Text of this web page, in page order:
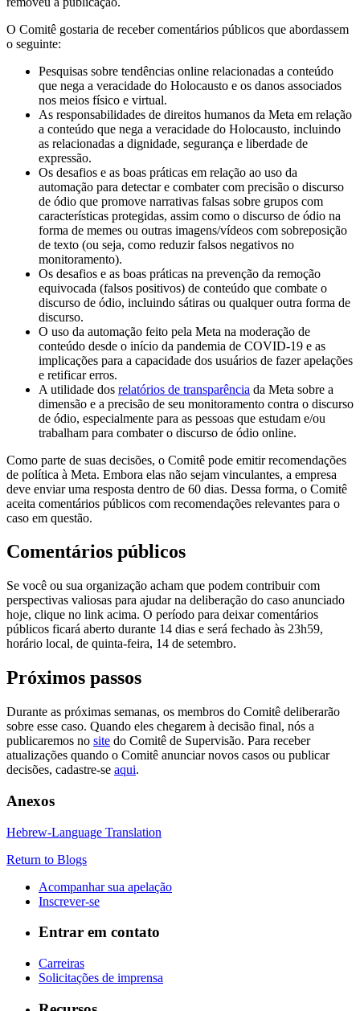
O Comitê gostaria de receber comentários públicos que abordassem
o seguinte:
Pesquisas sobre tendências online relacionadas a conteúdo
que nega a veracidade do Holocausto e os danos associados
nos meios físico e virtual.
As responsabilidades de direitos humanos da Meta em relação
a conteúdo que nega a veracidade do Holocausto, incluindo
as relacionadas a dignidade, segurança e liberdade de
expressão.
Os desafios e as boas práticas em relação ao uso da
automação para detectar e combater com precisão o discurso
de ódio que promove narrativas falsas sobre grupos com
características protegidas, assim como o discurso de ódio na
forma de memes ou outras imagens/vídeos com sobreposição
de texto (ou seja, como reduzir falsos negativos no
monitoramento).
Os desafios e as boas práticas na prevenção da remoção
equivocada (falsos positivos) de conteúdo que combate o
discurso de ódio, incluindo sátiras ou qualquer outra forma de
discurso.
O uso da automação feito pela Meta na moderação de
conteúdo desde o início da pandemia de COVID-19 e as
implicações para a capacidade dos usuários de fazer apelações
e retificar erros.
A utilidade dos relatórios de transparência da Meta sobre a
dimensão e a precisão de seu monitoramento contra o discurso
de ódio, especialmente para as pessoas que estudam e/ou
trabalham para combater o discurso de ódio online.
Como parte de suas decisões, o Comitê pode emitir recomendações
de política à Meta. Embora elas não sejam vinculantes, a empresa
deve enviar uma resposta dentro de 60 dias. Dessa forma, o Comitê
aceita comentários públicos com recomendações relevantes para o
caso em questão.
Comentários públicos
Se você ou sua organização acham que podem contribuir com
perspectivas valiosas para ajudar na deliberação do caso anunciado
hoje, clique no link acima. O período para deixar comentários
públicos ficará aberto durante 14 dias e será fechado às 23h59,
horário local, de quinta-feira, 14 de setembro.
Próximos passos
Durante as próximas semanas, os membros do Comitê deliberarão
sobre esse caso. Quando eles chegarem à decisão final, nós a
publicaremos no site do Comitê de Supervisão. Para receber
atualizações quando o Comitê anunciar novos casos ou publicar
decisões, cadastre-se aqui.
Anexos
Hebrew-Language Translation
Return to Blogs
Acompanhar sua apelação
Inscrever-se
Entrar em contato
Carreiras
Solicitações de imprensa